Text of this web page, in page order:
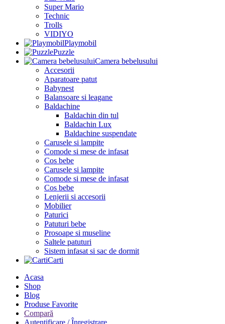
Super Mario
Technic
Trolls
VIDIYO
Playmobil
Puzzle
Camera bebelusului
Accesorii
Aparatoare patut
Babynest
Balansoare si leagane
Baldachine
Baldachin din tul
Baldachin Lux
Baldachine suspendate
Carusele si lampite
Comode si mese de infasat
Cos bebe
Carusele si lampite
Comode si mese de infasat
Cos bebe
Lenjerii si accesorii
Mobilier
Paturici
Patuturi bebe
Prosoape si museline
Saltele patuturi
Sistem infasat si sac de dormit
Carti
Acasa
Shop
Blog
Produse Favorite
Compară
Autentificare / Înregistrare